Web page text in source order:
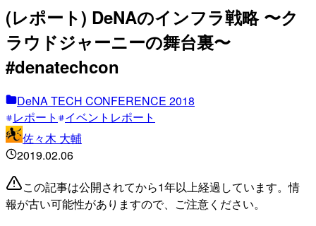
(レポート) DeNAのインフラ戦略 〜ク
ラウドジャーニーの舞台裏〜
#denatechcon
DeNA TECH CONFERENCE 2018
レポート
イベントレポート
佐々木 大輔
2019.02.06
この記事は公開されてから1年以上経過しています。情
報が古い可能性がありますので、ご注意ください。